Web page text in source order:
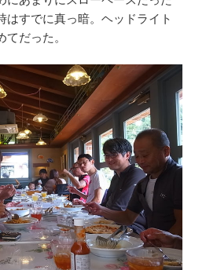
はすでに真っ暗。ヘッドライト
だった。